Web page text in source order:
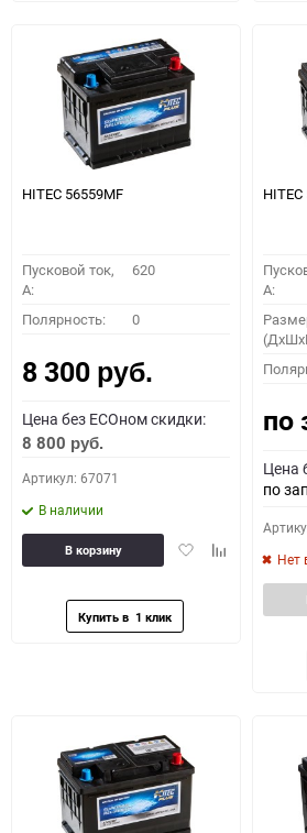
HITEC 56559MF
Пусковой ток,
A:
620
Полярность: 0
8 300 руб.
Цена без ECOном скидки:
8 800 руб.
Артикул: 67071
В наличии
ДобавитьДобавить
сравнению
В корзину
A:
по
Цена
по
Нет